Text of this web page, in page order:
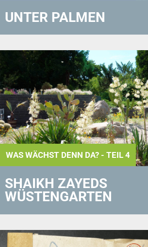
UNTER PALMEN
WAS WÄCHST DENN DA? - TEIL 4
SHAIKH ZAYEDS
WÜSTENGARTEN